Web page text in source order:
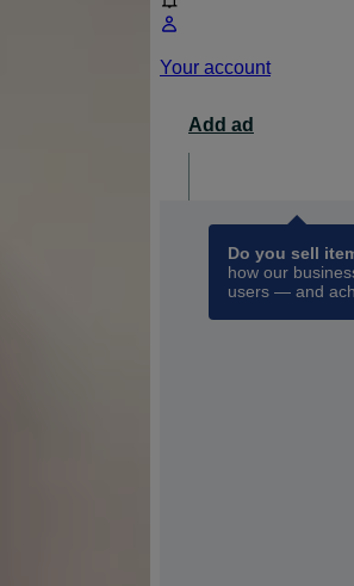
Your account
Add ad
Do you sell
how our
users — and